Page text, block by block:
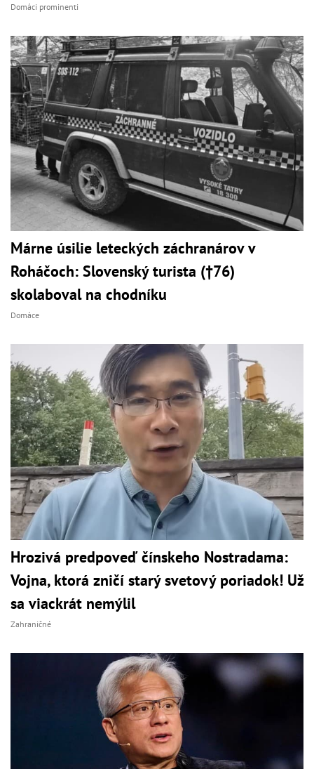
Domáci prominenti
Márne úsilie leteckých záchranárov v
Roháčoch: Slovenský turista (†76)
skolaboval na chodníku
Domáce
Hrozivá predpoveď čínskeho Nostradama:
Vojna, ktorá zničí starý svetový poriadok! Už
sa viackrát nemýlil
Zahraničné